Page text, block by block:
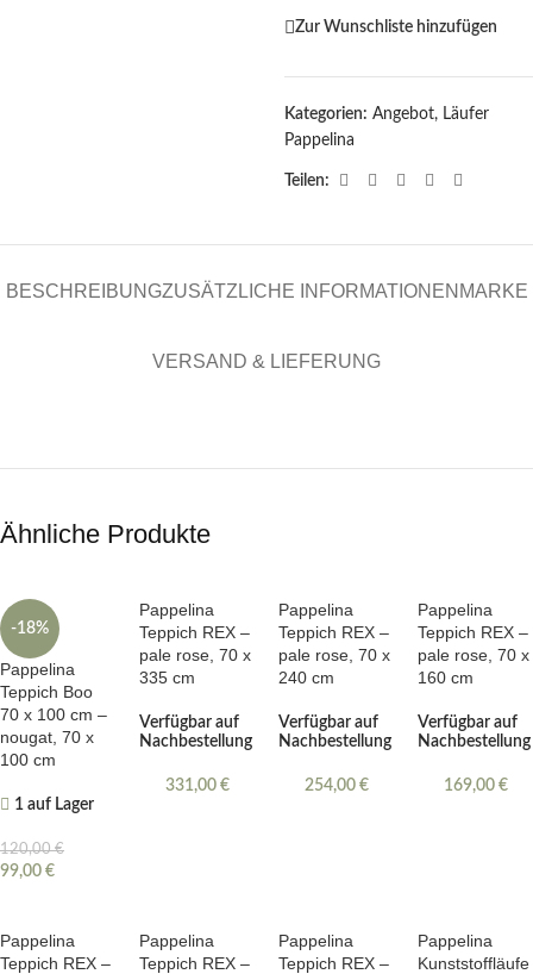
Zur Wunschliste hinzufügen
Kategorien: Angebot, Läufer
Pappelina
Teilen:
BESCHREIBUNGZUSÄTZLICHE INFORMATIONEN MARKE
VERSAND & LIEFERUNG
Ähnliche Produkte
-18%
Pappelina
Teppich Boo
70 x 100 cm –
nougat, 70 x
100 cm
1 auf Lager
120,00€
99,00 €
Pappelina
Teppich REX –
pale rose, 70 x
335 cm
Verfügbar auf
Nachbestellung
331,00 €
Pappelina
Teppich REX –
pale rose, 70 x
240 cm
Verfügbar auf
Nachbestellung
254,00 €
Pappelina
Teppich REX –
pale rose, 70 x
160 cm
Verfügbar auf
Nachbestellung
169,00 €
Pappelina
Teppich REX –
Pappelina
Teppich REX –
Pappelina
Teppich REX –
Pappelina
Kunststoffläufe